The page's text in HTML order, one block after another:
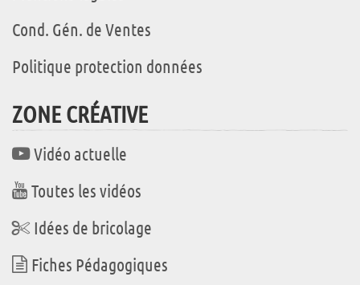
Cond. Gén. de Ventes
Politique protection données
ZONE CRÉATIVE
Vidéo actuelle
Toutes les vidéos
Idées de bricolage
Fiches Pédagogiques